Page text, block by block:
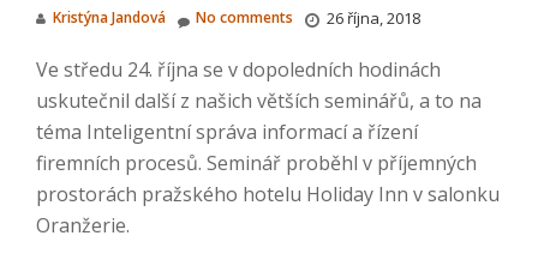
Kristýna Jandová 26 října, 2018
No comments
Ve středu 24. října se v dopoledních hodinách
uskutečnil další z našich větších seminářů, a to na
téma Inteligentní správa informací a řízení
firemních procesů. Seminář proběhl v příjemných
prostorách pražského hotelu Holiday Inn v salonku
Oranžerie.